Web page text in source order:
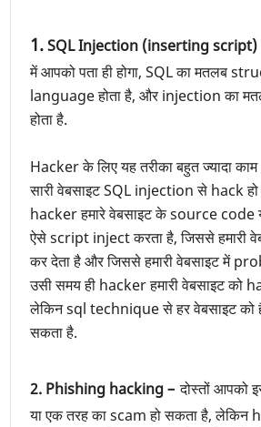
1.SQL Injection (inserting script)
में आपको पता ही होगा, SQL का मतलब
language होता है, और injection का
होता है.
Hacker के लिए यह तरीका बहुत ज्यादा
सारी वेबसाइट SQL injection से hack हो
hacker हमारे वेबसाइट के source
ऐसे script inject करता है, जिससे हमारी
कर देता है और जिससे हमारी वेबसाइट में
उसी समय ही hacker हमारी वेबसाइट को
लेकिन sql technique से हर वेबसाइट को
सकता है.
2. Phishing hacking – दोस्तों आपको
या एक तरह का scam हो सकता है,